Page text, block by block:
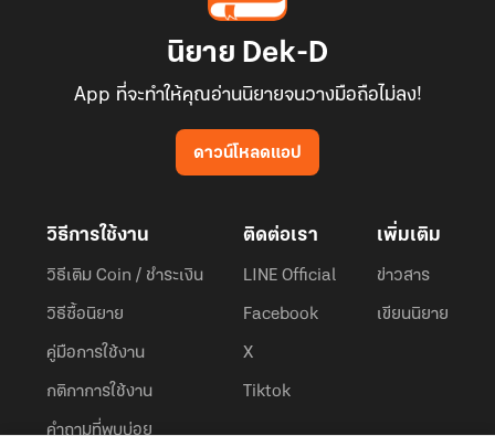
นิยาย Dek-D
App ที่จะทำให้คุณอ่านนิยายจนวางมือถือไม่ลง!
ดาวน์โหลดแอป
วิธีการใช้งาน
วิธีเติม Coin / ชำระเงิน
วิธีซื้อนิยาย
คู่มือการใช้งาน
กติกาการใช้งาน
คำถามที่พบบ่อย
ติดต่อเรา
LINE Official
Facebook
X
Tiktok
เพิ่มเติม
ข่าวสาร
เขียนนิยาย